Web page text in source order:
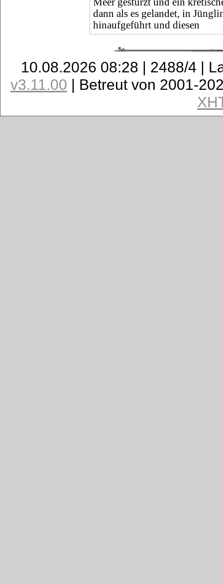
dann als es gelandet, in
hinaufgeführt und diesen
10.08.2026 08:28 | 2488/4 |
v3.11.00 | Betreut von 2001-